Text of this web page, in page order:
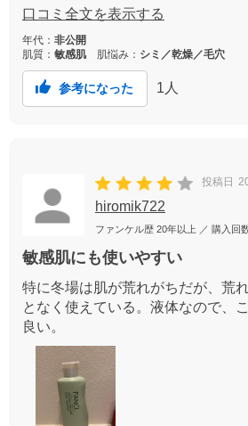
す。少し多めに出して使わないと
プーです！
口コミ全文を表示する
年代： 非公開
肌質： 敏感肌 肌悩み： シミ／乾燥／毛穴
参考になった 1 人
投稿日
hiromik722
ファンケル歴 20年以上 ／ 購入回
敏感肌にも使いやすい
特に冬場は肌が荒れがちだが、荒
となく使えている。液体なので、
良い。